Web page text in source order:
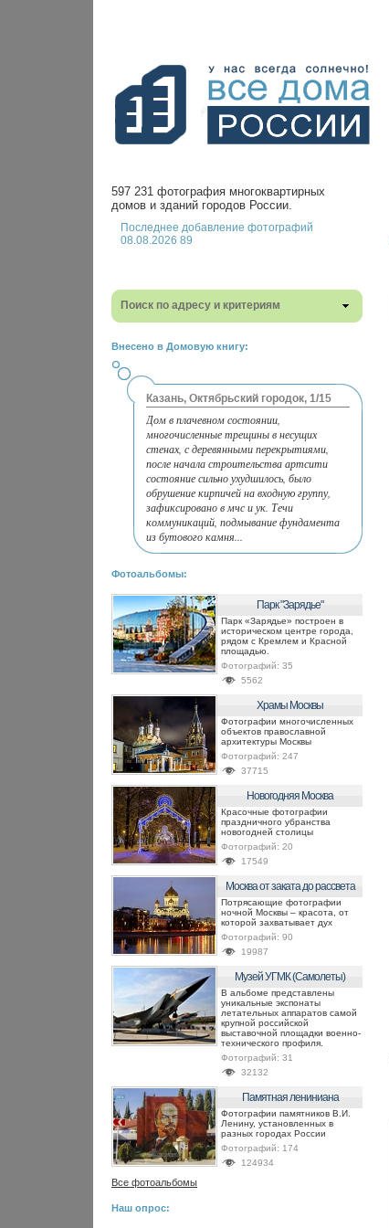
597 231 фотография многоквартирных
домов и зданий городов России.
Последнее добавление фотографий
08.08.2026 89
Поиск по адресу и критериям
Внесено в Домовую книгу:
Казань, Октябрьский городок, 1/15
Дом в плачевном состоянии,
многочисленные трещины в несущих
стенах, с деревянными перекрытиями,
после начала строительства артсити
состояние сильно ухудшилось, было
обрушение кирпичей на входную группу,
зафиксировано в мчс и ук. Течи
коммуникаций, подмывание фундамента
из бутового камня...
Фотоальбомы:
Парк "Зарядье"
Парк «Зарядье» построен в
историческом центре города,
рядом с Кремлем и Красной
площадью.
Фотографий: 35
5562
Храмы Москвы
Фотографии многочисленных
объектов православной
архитектуры Москвы
Фотографий: 247
37715
Новогодняя Москва
Красочные фотографии
праздничного убранства
новогодней столицы
Фотографий: 20
17549
Москва от заката до рассвета
Потрясающие фотографии
ночной Москвы – красота, от
которой захватывает дух
Фотографий: 90
19987
Музей УГМК (Самолеты)
В альбоме представлены
уникальные экспонаты
летательных аппаратов самой
крупной российской
выставочной площадки военно-
технического профиля.
Фотографий: 31
32132
Памятная лениниана
Фотографии памятников В.И.
Ленину, установленных в
разных городах России
Фотографий: 174
124934
Все фотоальбомы
Наш опрос: